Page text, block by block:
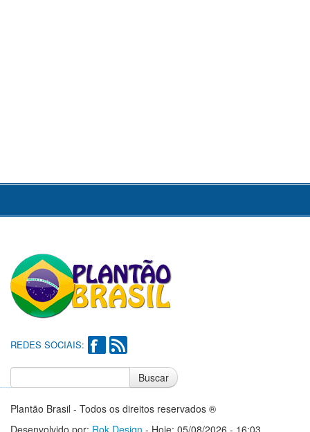
REDES SOCIAIS:
Buscar
Plantão Brasil - Todos os direitos reservados ®